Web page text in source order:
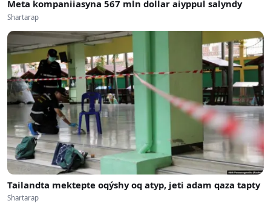
Meta kompaniiasyna 567 mln dollar aiyppul salyndy
Shartarap
Tailandta mektepte oqýshy oq atyp, jeti adam qaza tapty
Shartarap